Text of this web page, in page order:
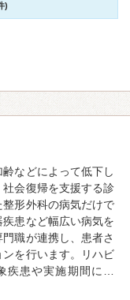
)
などによって低下し
会復帰を支援する診
形外科の病気だけで
患など幅広い病気を
職が連携し、患者さ
を行います。リハビ
疾患や実施期間に…